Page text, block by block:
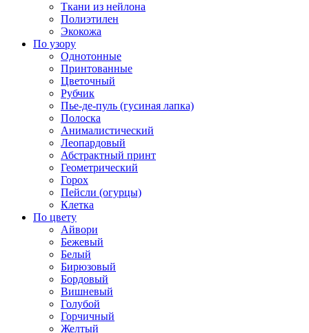
Ткани из нейлона
Полиэтилен
Экокожа
По узору
Однотонные
Принтованные
Цветочный
Рубчик
Пье-де-пуль (гусиная лапка)
Полоска
Анималистический
Леопардовый
Абстрактный принт
Геометрический
Горох
Пейсли (огурцы)
Клетка
По цвету
Айвори
Бежевый
Белый
Бирюзовый
Бордовый
Вишневый
Голубой
Горчичный
Желтый